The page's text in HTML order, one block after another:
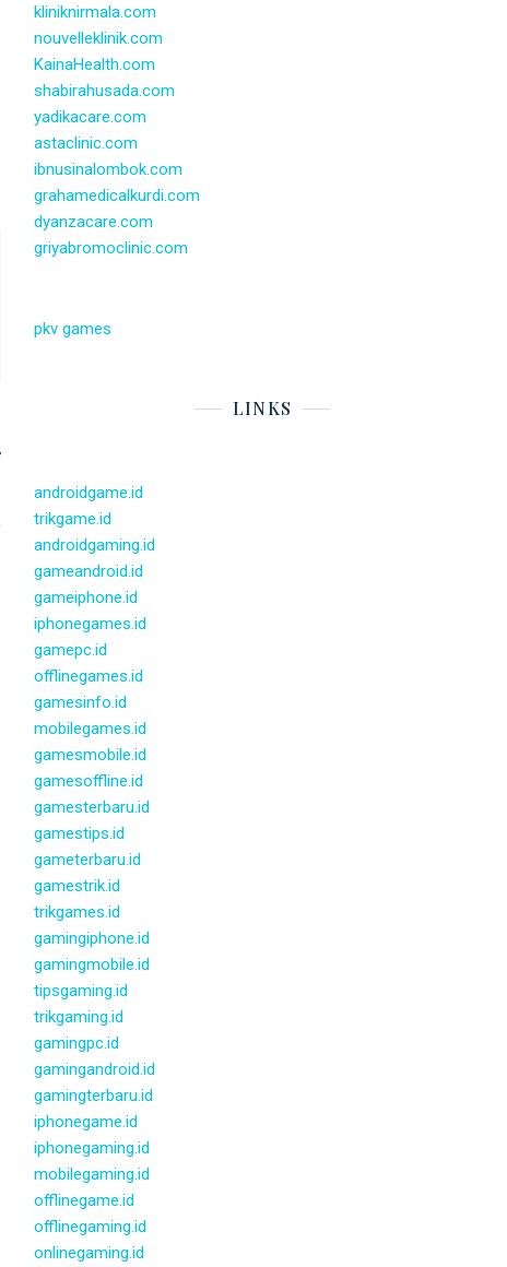
kliniknirmala.com
nouvelleklinik.com
KainaHealth.com
shabirahusada.com
yadikacare.com
astaclinic.com
ibnusinalombok.com
grahamedicalkurdi.com
dyanzacare.com
griyabromoclinic.com
pkv games
LINKS
androidgame.id
trikgame.id
androidgaming.id
gameandroid.id
gameiphone.id
iphonegames.id
gamepc.id
offlinegames.id
gamesinfo.id
mobilegames.id
gamesmobile.id
gamesoffline.id
gamesterbaru.id
gamestips.id
gameterbaru.id
gamestrik.id
trikgames.id
gamingiphone.id
gamingmobile.id
tipsgaming.id
trikgaming.id
gamingpc.id
gamingandroid.id
gamingterbaru.id
iphonegame.id
iphonegaming.id
mobilegaming.id
offlinegame.id
offlinegaming.id
onlinegaming.id